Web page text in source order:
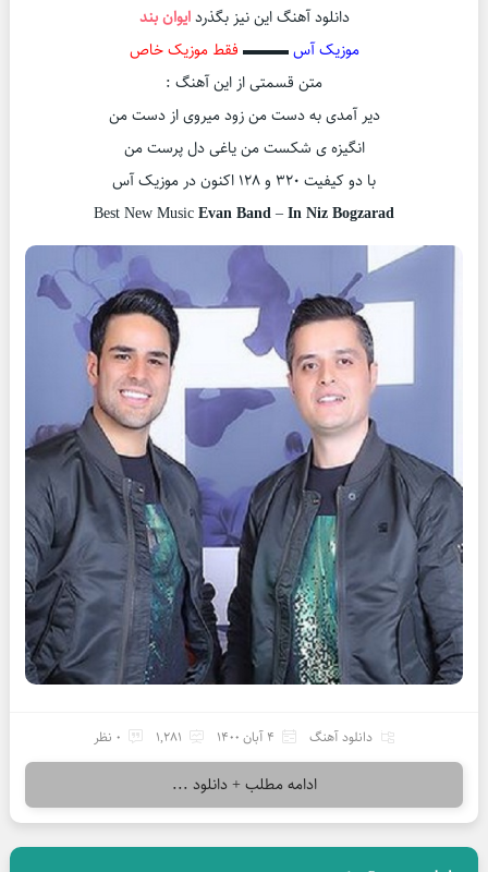
دانلود آهنگ این نیز بگذردایوان بند
موزیک آس▬▬▬ فقط موزیک خاص
متن قسمتی از این آهنگ :
دیر آمدی به دست من زود میروی از دست من
انگیزه ی شکست من یاغی دل پرست من
با دو کیفیت ۳۲۰ و ۱۲۸ اکنون در موزیک آس
Best New MusicEvan Band–In Niz Bogzarad
دانلود آهنگ 4 آبان 1400 1,281 0 نظر
ادامه مطلب + دانلود ...